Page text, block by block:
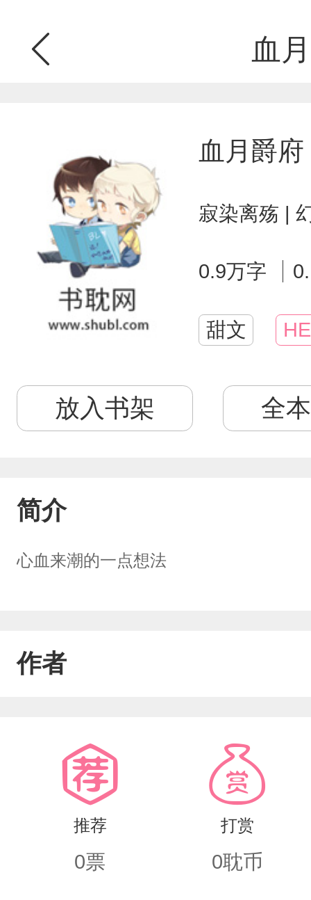
血
血月爵府
寂染离殇 |
0.9万字
甜文 HE
放入书架 全
简介
心血来潮的一点想法
作者
推荐
0票
打赏
0耽币